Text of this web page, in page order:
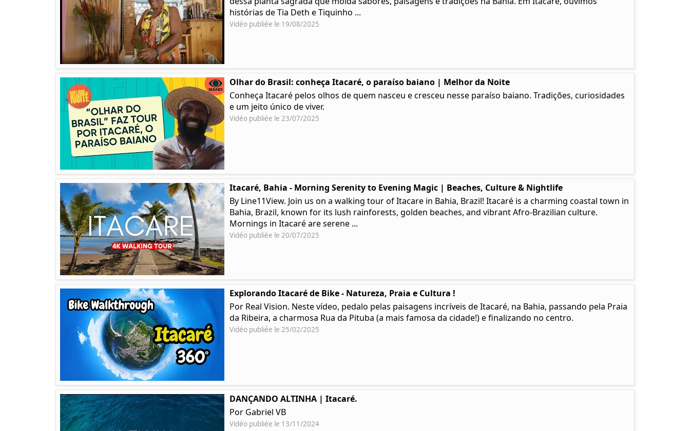
histórias de Tia Deth e Tiquinho ...
Vidéo publiée le 19/08/2025
Olhar do Brasil: conheça Itacaré, o paraíso baiano | Melhor da Noite
Conheça Itacaré pelos olhos de quem nasceu e cresceu nesse paraíso baiano. Tradições, curiosidades
e um jeito único de viver.
Vidéo publiée le 23/07/2025
Itacaré, Bahia - Morning Serenity to Evening Magic | Beaches, Culture & Nightlife
By Line11View. Join us on a walking tour of Itacare in Bahia, Brazil! Itacaré is a charming coastal town in
Bahia, Brazil, known for its lush rainforests, golden beaches, and vibrant Afro-Brazilian culture.
Mornings in Itacaré are serene ...
Vidéo publiée le 20/07/2025
Explorando Itacaré de Bike - Natureza, Praia e Cultura !
Por Real Vision. Neste vídeo, pedalo pelas paisagens incríveis de Itacaré, na Bahia, passando pela Praia
da Ribeira, a charmosa Rua da Pituba (a mais famosa da cidade!) e finalizando no centro.
Vidéo publiée le 25/02/2025
DANÇANDO ALTINHA | Itacaré.
Por Gabriel VB
Vidéo publiée le 13/11/2024